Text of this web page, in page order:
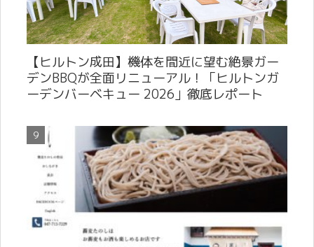
【ヒルトン成田】機体を間近に望む絶景ガー
デンBBQが全面リニューアル！「ヒルトンガ
ーデンバーベキュー 2026」徹底レポート